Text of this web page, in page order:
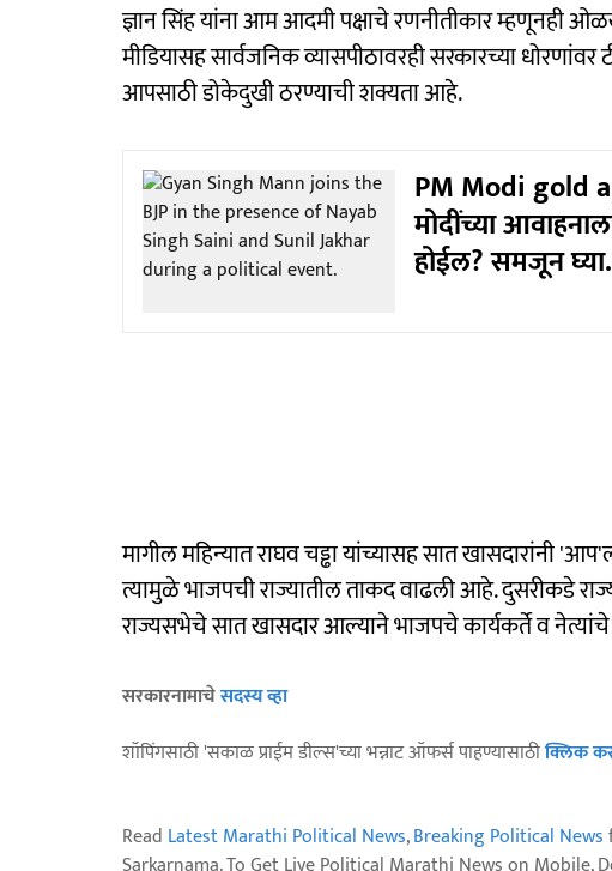
ज्ञान सिंह यांना आम आदमी पक्षाचे रणनीतीकार म्हणूनही
मीडियासह सार्वजनिक व्यासपीठावरही सरकारच्या
आपसाठी डोकेदुखी ठरण्याची शक्यता आहे.
PM Modi gold
मोदींच्या
होईल? समजून
मागील महिन्यात राघव चड्ढा यांच्यासह सात खासदारांनी
त्यामुळे भाजपची राज्यातील ताकद वाढली आहे. दुसरीकडे
राज्यसभेचे सात खासदार आल्याने भाजपचे कार्यकर्ते व
सरकारनामाचेसदस्य व्हा
शॉपिंगसाठी 'सकाळ प्राईम डील्स'च्या भन्नाट ऑफर्स पाहण्यासाठीक्लिक
Read Latest Marathi Political News,Breaking Political News